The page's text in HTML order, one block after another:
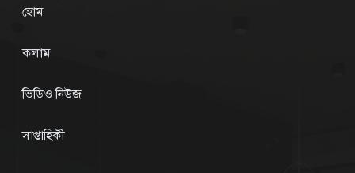
হোম
কলাম
ভিডিও নিউজ
সাপ্তাহিকী